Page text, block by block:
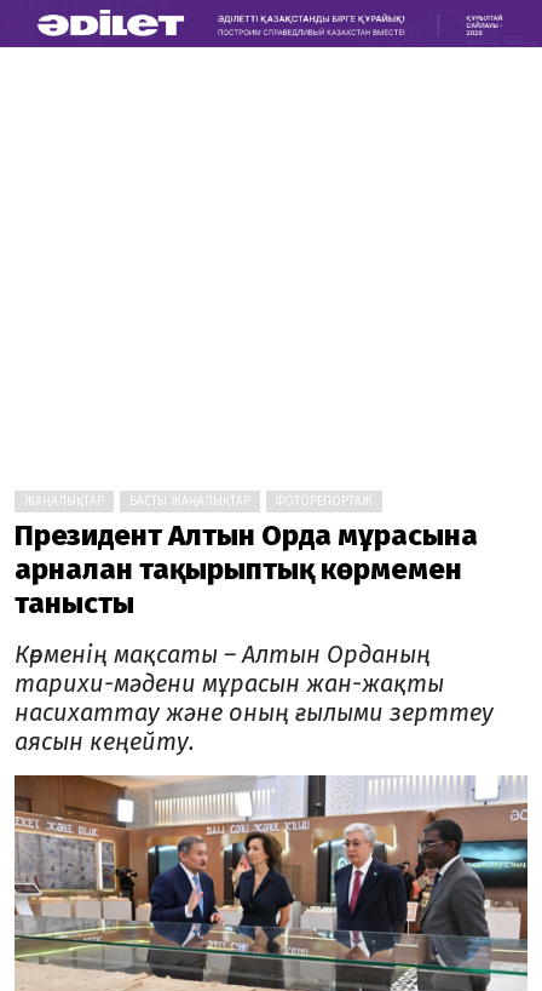
ЖАҢАЛЫҚТАР БАСТЫ ЖАҢАЛЫҚТАР ФОТОРЕПОРТАЖ
Президент Алтын Орда мұрасына
арналған тақырыптық көрмемен
танысты
Көрменің мақсаты – Алтын Орданың
тарихи-мәдени мұрасын жан-жақты
насихаттау және оның ғылыми зерттеу
аясын кеңейту.